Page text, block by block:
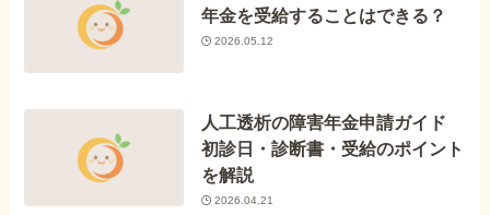
年金を受給することはできる？
2026.05.12
人工透析の障害年金申請ガイド
初診日・診断書・受給のポイント
を解説
2026.04.21